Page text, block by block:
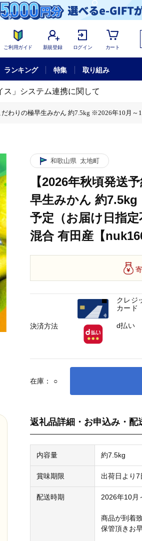
ご利用ガイド 新規登録 ログイン カート
ランキング 特集 取り組み
ス」システム連携に関して
だわりの極早生みかん 約7.5kg ※2026年10月
和歌山県 太地町
【2026年秋頃発送
早生みかん 約
予定（お届け日指
混合 有田産【
在庫： ○
返礼品詳細・お申込み・配
内容量 約7.5kg
賞味期限 出荷日より7
配送時期 2026年10月
商品が到着
保管頂きお
決済方法
クレジ
カード
d払い